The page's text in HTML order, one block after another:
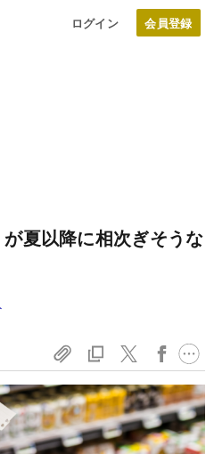
ログイン
夏以降に相次ぎそうな